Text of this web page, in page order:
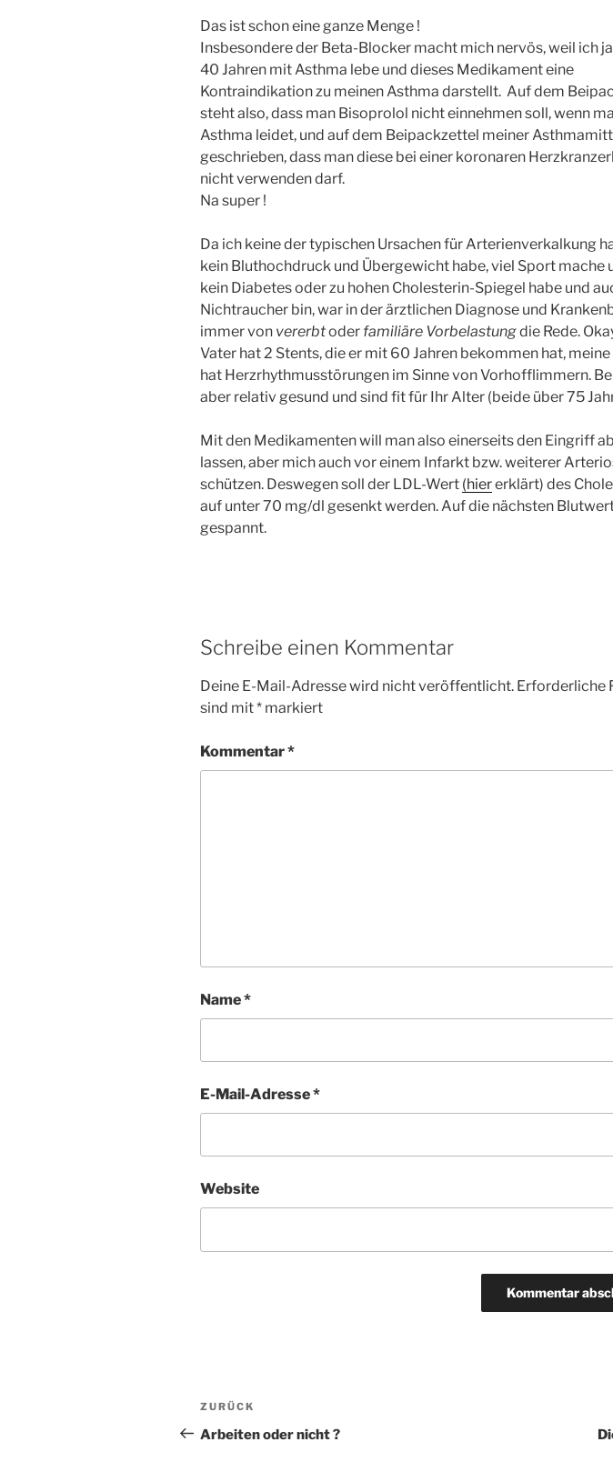
Das ist schon eine ganze Menge !
Insbesondere der Beta-Blocker macht mich nervös, weil ich
40 Jahren mit Asthma lebe und dieses Medikament eine
Kontraindikation zu meinen Asthma darstellt. Auf dem
steht also, dass man Bisoprolol nicht einnehmen soll, wenn
Asthma leidet, und auf dem Beipackzettel meiner
geschrieben, dass man diese bei einer koronaren
nicht verwenden darf.
Na super !
Da ich keine der typischen Ursachen für Arterienverkalkung
kein Bluthochdruck und Übergewicht habe, viel Sport mache
kein Diabetes oder zu hohen Cholesterin-Spiegel habe und
Nichtraucher bin, war in der ärztlichen Diagnose und
immer von vererbtoder familiäre Vorbelastungdie Rede.
Vater hat 2 Stents, die er mit 60 Jahren bekommen hat,
hat Herzrhythmusstörungen im Sinne von Vorhofflimmern.
aber relativ gesund und sind fit für Ihr Alter (beide über 75
Mit den Medikamenten will man also einerseits den Eingriff
lassen, aber mich auch vor einem Infarkt bzw. weiterer
schützen. Deswegen soll der LDL-Wert (hiererklärt) des
auf unter 70 mg/dl gesenkt werden. Auf die nächsten
gespannt.
Schreibe einen Kommentar
Deine E-Mail-Adresse wird nicht veröffentlicht. Erforderliche
sind mit* markiert
Kommentar*
Name*
E-Mail-Adresse*
Website
Beitragsnavigation
Vorheriger
Beitrag
ZURÜCK
Arbeiten oder nicht ?